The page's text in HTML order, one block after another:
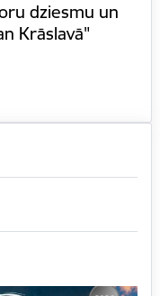
dziesmu un
Krāslavā"